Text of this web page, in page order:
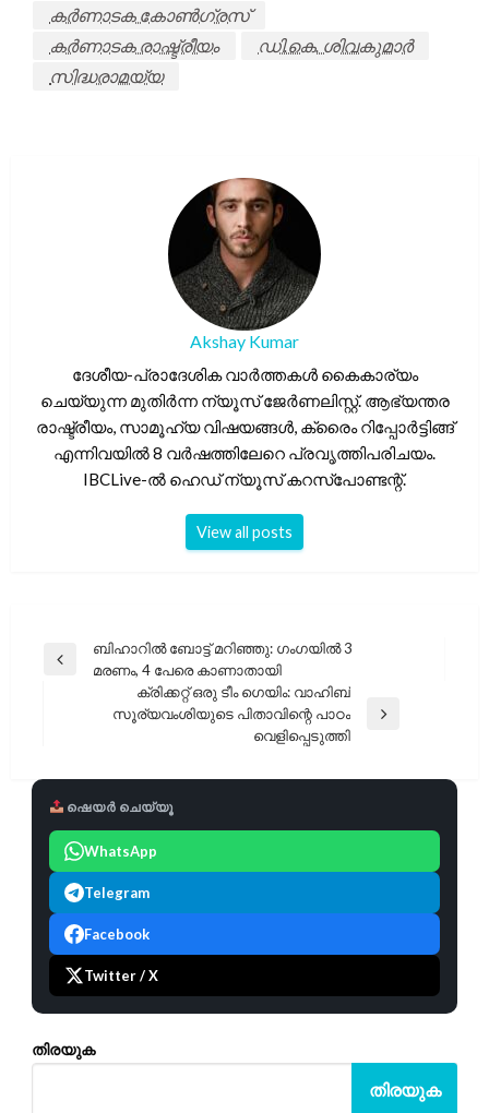
കർണാടക കോൺഗ്രസ്
കർണാടക രാഷ്ട്രീയം
ഡി.കെ. ശിവകുമാർ
സിദ്ധരാമയ്യ
Akshay Kumar
ദേശീയ-പ്രാദേശിക വാർത്തകൾ കൈകാര്യം
ചെയ്യുന്ന മുതിർന്ന ന്യൂസ് ജേർണലിസ്റ്റ്. ആഭ്യന്തര
രാഷ്ട്രീയം, സാമൂഹ്യ വിഷയങ്ങൾ, ക്രൈം റിപ്പോർട്ടിങ്ങ്
എന്നിവയിൽ 8 വർഷത്തിലേറെ പ്രവൃത്തിപരിചയം.
IBCLive-ൽ ഹെഡ് ന്യൂസ് കറസ്പോണ്ടന്റ്.
View all posts
പോസ്റ്റുകളിലൂടെ
Previous
ബിഹാറിൽ ബോട്ട് മറിഞ്ഞു: ഗംഗയിൽ 3
മരണം, 4 പേരെ കാണാതായി
ക്രിക്കറ്റ് ഒരു ടീം ഗെയിം: വാഹിബ്
സൂര്യവംശിയുടെ പിതാവിന്റെ പാഠം
വെളിപ്പെടുത്തി
ഷെയർ ചെയ്യൂ
WhatsApp
Telegram
Facebook
Twitter / X
തിരയുക
തിരയുക